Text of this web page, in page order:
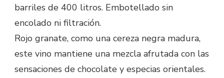
barriles de 400 litros. Embotellado sin
encolado ni filtración.
Rojo granate, como una cereza negra madura,
este vino mantiene una mezcla afrutada con las
sensaciones de chocolate y especias orientales.